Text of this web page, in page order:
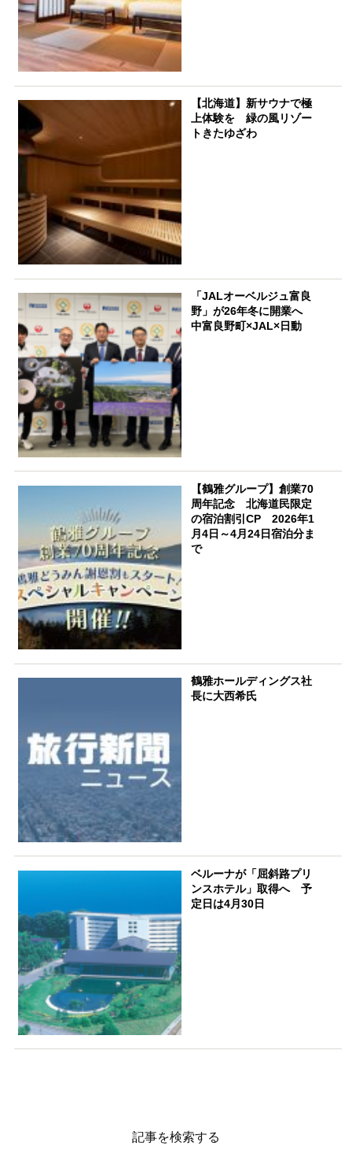
【北海道】新サウナで極
上体験を 緑の風リゾー
トきたゆざわ
「JALオーベルジュ富良
野」が26年冬に開業へ
中富良野町×JAL×日動
【鶴雅グループ】創業70
周年記念 北海道民限定
の宿泊割引CP 2026年1
月4日～4月24日宿泊分ま
で
鶴雅ホールディングス社
長に大西希氏
ベルーナが「屈斜路プリ
ンスホテル」取得へ 予
定日は4月30日
記事を検索する